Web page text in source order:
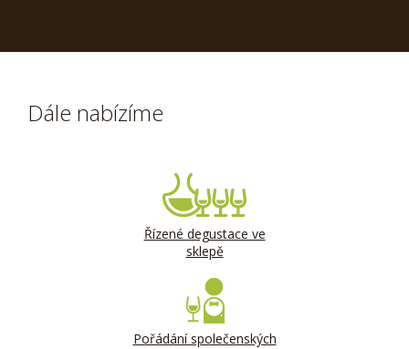
Dále nabízíme
Řízené degustace ve
sklepě
Pořádání společenských